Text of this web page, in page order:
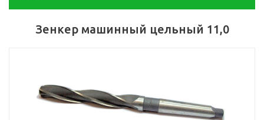
Зенкер машинный цельный 11,0